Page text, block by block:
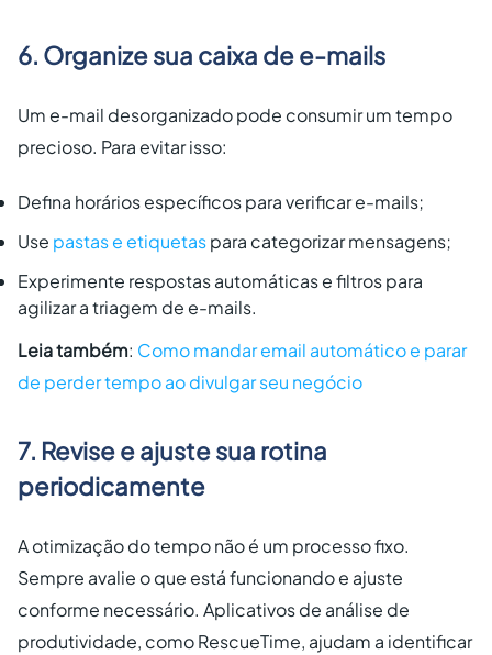
6. Organize sua caixa de e-mails
Um e-mail desorganizado pode consumir um tempo
precioso. Para evitar isso:
Defina horários específicos para verificar e-mails;
Use pastas e etiquetaspara categorizar mensagens;
Experimente respostas automáticas e filtros para
agilizar a triagem de e-mails.
Leia também: Como mandar email automático e parar
de perder tempo ao divulgar seu negócio
7. Revise e ajuste sua rotina
periodicamente
A otimização do tempo não é um processo fixo.
Sempre avalie o que está funcionando e ajuste
conforme necessário. Aplicativos de análise de
produtividade, como RescueTime, ajudam a identificar